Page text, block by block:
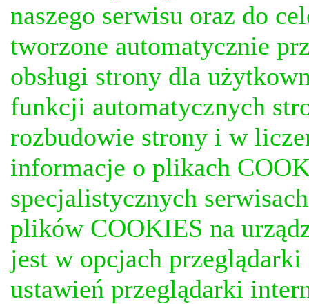
naszego serwisu oraz do
tworzone automatycznie
obsługi strony dla
funkcji automatycznych
rozbudowie strony i w
informacje o plikach
specjalistycznych
plików COOKIES na
jest w opcjach
ustawień przeglądarki